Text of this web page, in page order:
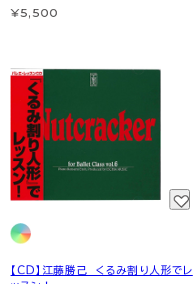
¥5,500
【CD】江藤勝己 くるみ割り人形でレ